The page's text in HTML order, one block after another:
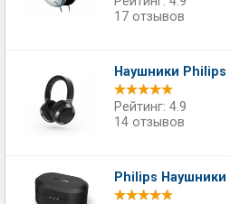
17 отзывов
Наушники Philips
Рейтинг: 4.9
14 отзывов
Philips Наушники